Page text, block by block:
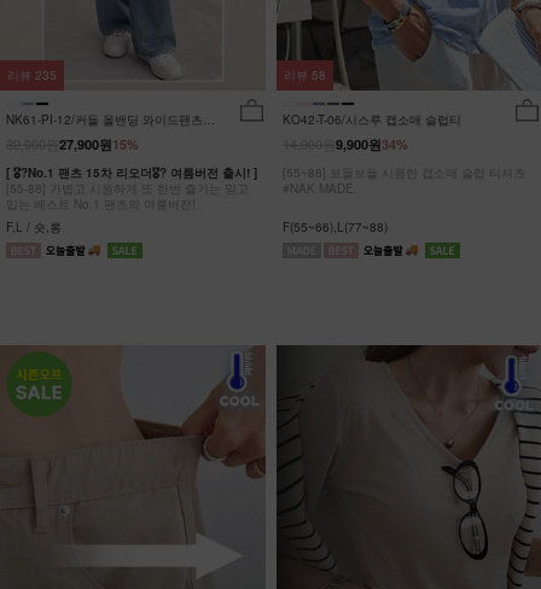
NK61-PI-12/커들 올밴딩 와이드팬츠
15%
27,900원
[ 🎖?No.1 팬츠 15차 리오더🎖? 여름버전 출시! ]
[55-88] 가볍고 시원하게 또 한번 즐기는 믿고
입는 베스트 No.1 팬츠의 여름버전!
F,L / 숏,롱
리뷰 235
KO42-T-06/시스루 캡소매 슬럽티
34%
9,900원
[55~88] 보들보들 시원한 캡소매 슬럽 티셔츠
#NAK MADE.
F(55~66),L(77~88)
리뷰 58